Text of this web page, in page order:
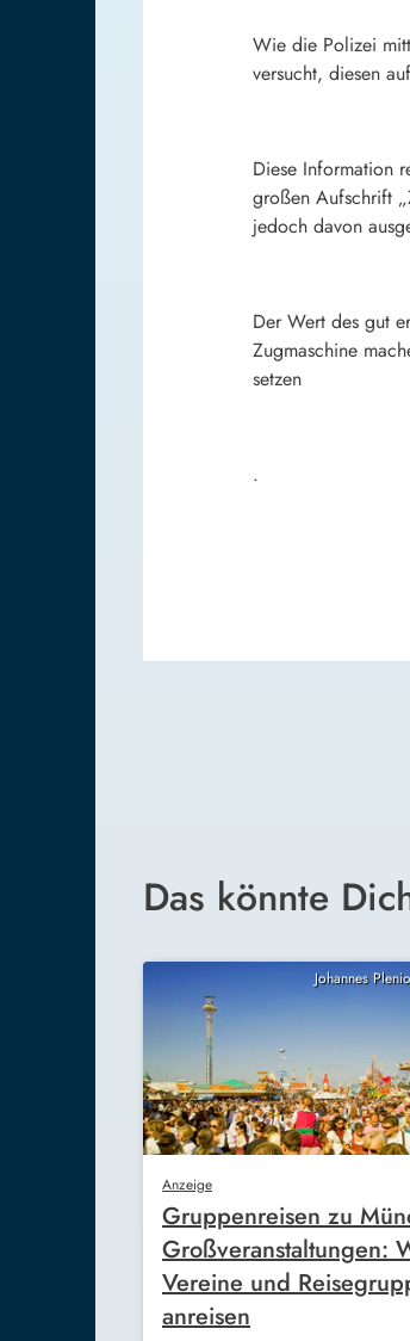
Wie die Polizei
versucht, diesen
Diese Information
großen Aufschrift
jedoch davon
Der Wert des gut
Zugmaschine
setzen
.
Das könnte
Johannes
Anzeige
Gruppenreisen zu
Großveranstaltungen:
Vereine und
anreisen